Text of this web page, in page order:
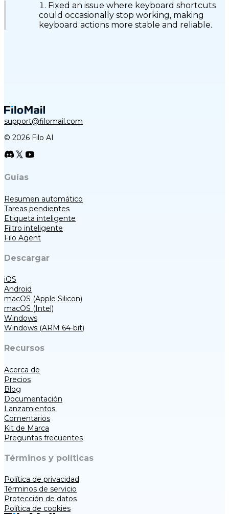
Fixed an issue where keyboard shortcuts
could occasionally stop working, making
keyboard actions more stable and reliable.
support@filomail.com
© 2026 Filo AI
Guías
Resumen automático
Tareas pendientes
Etiqueta inteligente
Filtro inteligente
Filo Agent
Descargar
iOS
Android
macOS (Apple Silicon)
macOS (Intel)
Windows
Windows (ARM 64-bit)
Recursos
Acerca de
Precios
Blog
Documentación
Lanzamientos
Comentarios
Kit de Marca
Preguntas frecuentes
Términos y políticas
Política de privacidad
Términos de servicio
Protección de datos
Política de cookies